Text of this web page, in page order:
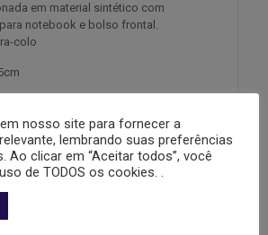
em material sintético com
notebook e bolso frontal.
colo
adicional
nosso site para fornecer a
lembrando suas preferências
Ao clicar em “Aceitar todos”, você
de TODOS os cookies. .